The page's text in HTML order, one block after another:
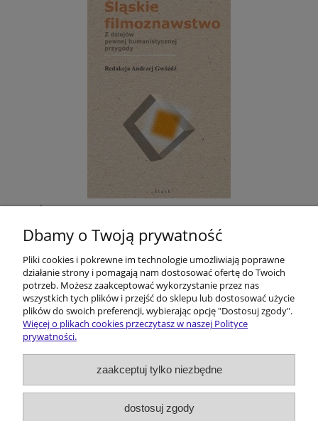
Śląskie filmoznawstwo. Z dziejów pewnej
humanistycznej przygody
$10.67
do koszyka
Pomoc
Dostawa i koszty
Dbamy o Twoją prywatność
Pliki cookies i pokrewne im technologie umożliwiają poprawne
działanie strony i pomagają nam dostosować ofertę do Twoich
potrzeb. Możesz zaakceptować wykorzystanie przez nas
wszystkich tych plików i przejść do sklepu lub dostosować użycie
plików do swoich preferencji, wybierając opcję "Dostosuj zgody".
Więcej o plikach cookies przeczytasz w naszej Polityce
prywatności.
zaakceptuj tylko niezbędne
dostosuj zgody